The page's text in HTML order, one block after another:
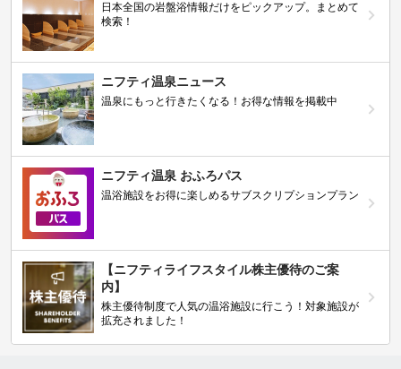
日本全国の岩盤浴情報だけをピックアップ。まとめて
検索！
ニフティ温泉ニュース
温泉にもっと行きたくなる！お得な情報を掲載中
ニフティ温泉 おふろパス
温浴施設をお得に楽しめるサブスクリプションプラン
【ニフティライフスタイル株主優待のご案
内】
株主優待制度で人気の温浴施設に行こう！対象施設が
拡充されました！